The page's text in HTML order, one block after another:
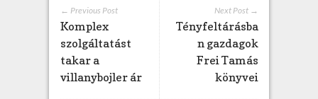
s
Next Post →
Tényfeltárásba
n gazdagok
Frei Tamás
könyvei
← Previous Post
Komplex
szolgáltatást
takar a
villanybojler ár